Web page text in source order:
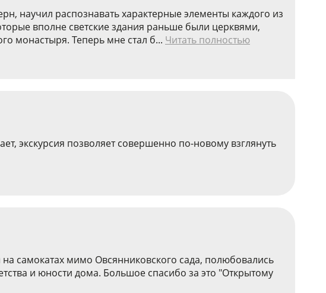
научил распознавать характерные элементы каждого из
вполне светские здания раньше были церквями,
монастыря. Теперь мне стал б... Читать полностью
экскурсия позволяет совершенно по-новому взглянуть
самокатах мимо Овсянниковского сада, полюбовались
и юности дома. Большое спасибо за это "Открытому